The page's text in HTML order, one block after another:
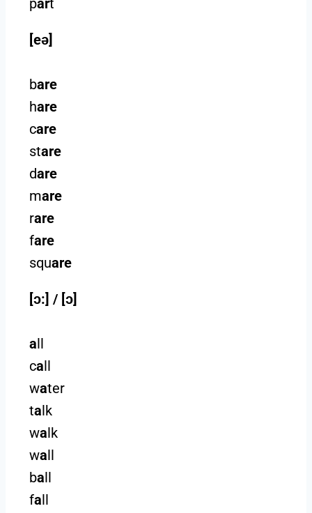
part
[eǝ]
bare
hare
care
stare
dare
mare
rare
fare
square
[ɔ:] / [ɔ]
all
call
water
talk
walk
wall
ball
fall